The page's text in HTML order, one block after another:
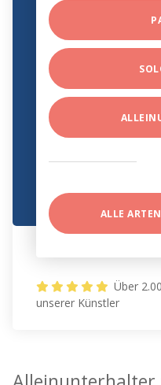
ALLE
Über
unserer Künstler